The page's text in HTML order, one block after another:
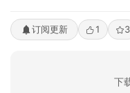
订阅更新 1 3
下